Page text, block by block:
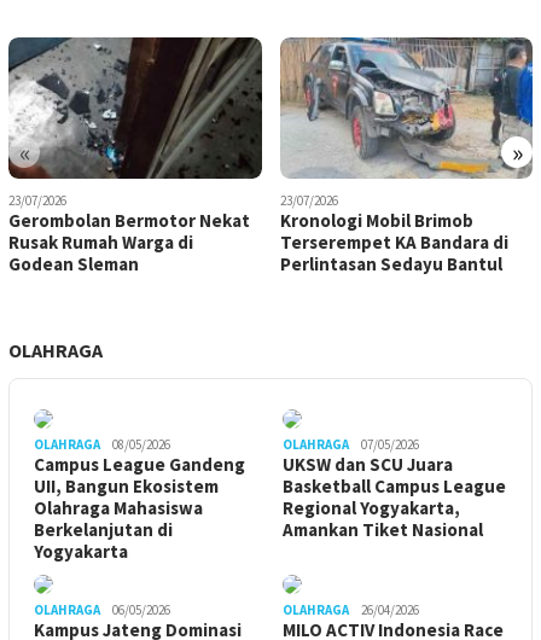
« »
23/07/2026
Gerombolan Bermotor Nekat
Rusak Rumah Warga di
Godean Sleman
23/07/2026
Kronologi Mobil Brimob
Terserempet KA Bandara di
Perlintasan Sedayu Bantul
OLAHRAGA
OLAHRAGA 08/05/2026
Campus League Gandeng
UII, Bangun Ekosistem
Olahraga Mahasiswa
Berkelanjutan di
Yogyakarta
OLAHRAGA 07/05/2026
UKSW dan SCU Juara
Basketball Campus League
Regional Yogyakarta,
Amankan Tiket Nasional
OLAHRAGA 06/05/2026
Kampus Jateng Dominasi
OLAHRAGA 26/04/2026
MILO ACTIV Indonesia Race